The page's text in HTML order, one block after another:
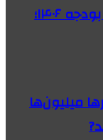
تسویه بدهی‌های صنعت دارو در بودجه ۱۴۰۶؛
میلیون‌ها